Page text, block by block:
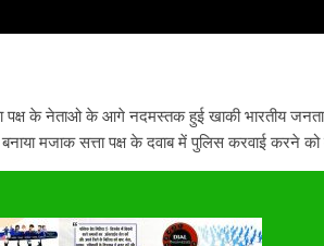
पक्ष के नेताओ के आगे नदमस्तक हुई खाकी भारतीय जनता
मजाक सत्ता पक्ष के दवाब में पुलिस करवाई करने